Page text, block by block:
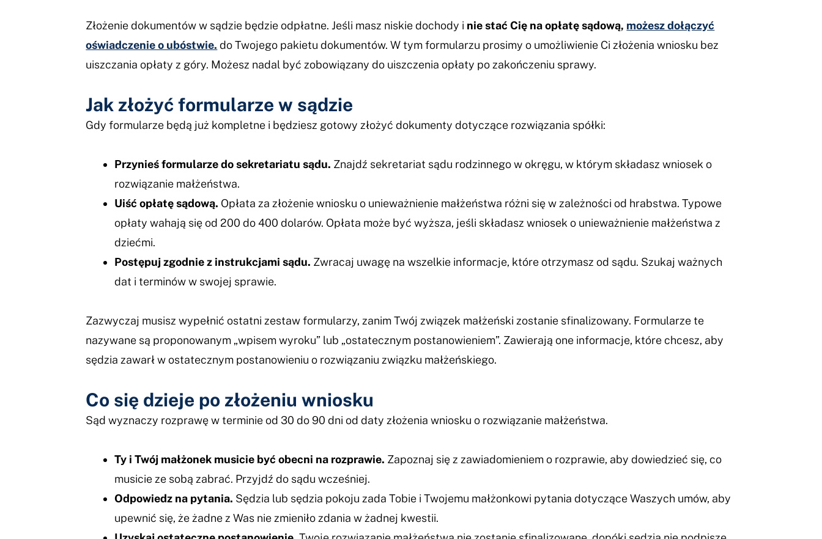
Złożenie dokumentów w sądzie będzie odpłatne. Jeśli masz niskie dochody i nie stać Cię na opłatę sądową, możesz dołączyć
oświadczenie o ubóstwie. do Twojego pakietu dokumentów. W tym formularzu prosimy o umożliwienie Ci złożenia wniosku bez
uiszczania opłaty z góry. Możesz nadal być zobowiązany do uiszczenia opłaty po zakończeniu sprawy.
Jak złożyć formularze w sądzie
Gdy formularze będą już kompletne i będziesz gotowy złożyć dokumenty dotyczące rozwiązania spółki:
Przynieś formularze do sekretariatu sądu. Znajdź sekretariat sądu rodzinnego w okręgu, w którym składasz wniosek o
rozwiązanie małżeństwa.
Uiść opłatę sądową. Opłata za złożenie wniosku o unieważnienie małżeństwa różni się w zależności od hrabstwa. Typowe
opłaty wahają się od 200 do 400 dolarów. Opłata może być wyższa, jeśli składasz wniosek o unieważnienie małżeństwa z
dziećmi.
Postępuj zgodnie z instrukcjami sądu. Zwracaj uwagę na wszelkie informacje, które otrzymasz od sądu. Szukaj ważnych
dat i terminów w swojej sprawie.
Zazwyczaj musisz wypełnić ostatni zestaw formularzy, zanim Twój związek małżeński zostanie sfinalizowany. Formularze te
nazywane są proponowanym „wpisem wyroku” lub „ostatecznym postanowieniem”. Zawierają one informacje, które chcesz, aby
sędzia zawarł w ostatecznym postanowieniu o rozwiązaniu związku małżeńskiego.
Co się dzieje po złożeniu wniosku
Sąd wyznaczy rozprawę w terminie od 30 do 90 dni od daty złożenia wniosku o rozwiązanie małżeństwa.
Ty i Twój małżonek musicie być obecni na rozprawie. Zapoznaj się z zawiadomieniem o rozprawie, aby dowiedzieć się, co
musicie ze sobą zabrać. Przyjdź do sądu wcześniej.
Odpowiedz na pytania. Sędzia lub sędzia pokoju zada Tobie i Twojemu małżonkowi pytania dotyczące Waszych umów, aby
upewnić się, że żadne z Was nie zmieniło zdania w żadnej kwestii.